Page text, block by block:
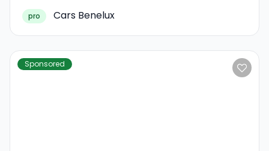
pro Cars Benelux
Sponsored